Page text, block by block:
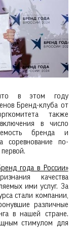
что в этом году
Бренд-клуба от
также
в число
бренда и
соревнование по-
года в России»
качества
ими услуг. За
стали компании,
различные
в нашей стране.
стимулом для